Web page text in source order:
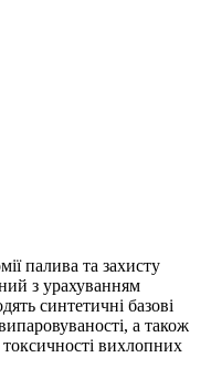
палива та захисту
з урахуванням
синтетичні базові
а також
вихлопних